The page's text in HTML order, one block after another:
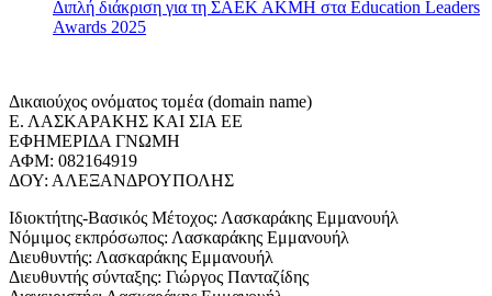
Διπλή διάκριση για τη ΣΑΕΚ ΑΚΜΗ στα Education Leaders
Awards 2025
Δικαιούχος ονόματος τομέα (domain name)
Ε. ΛΑΣΚΑΡΑΚΗΣ ΚΑΙ ΣΙΑ ΕΕ
ΕΦΗΜΕΡΙΔΑ ΓΝΩΜΗ
ΑΦΜ: 082164919
ΔΟΥ: ΑΛΕΞΑΝΔΡΟΥΠΟΛΗΣ
Ιδιοκτήτης-Βασικός Μέτοχος: Λασκαράκης Εμμανουήλ
Νόμιμος εκπρόσωπος: Λασκαράκης Εμμανουήλ
Διευθυντής: Λασκαράκης Εμμανουήλ
Διευθυντής σύνταξης: Γιώργος Πανταζίδης